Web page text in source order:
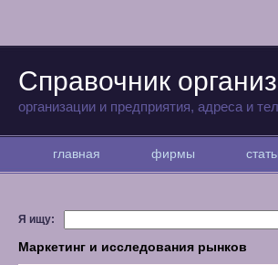
Справочник
организации и предприятия, адреса и
главная фирмы
Я ищу:
Маркетинг и исследования рынков